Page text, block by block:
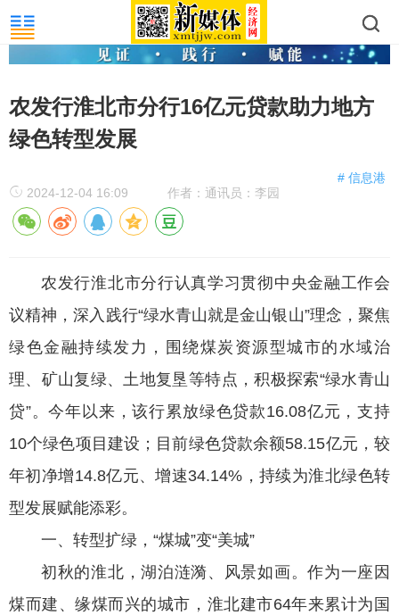
农发行淮北市分行16亿元贷款助力地方
绿色转型发展
# 信息港
2024-12-04 16:09
作者：通讯员：李园
农发行淮北市分行认真学习贯彻中央金融工作会
议精神，深入践行“绿水青山就是金山银山”理念，聚焦
绿色金融持续发力，围绕煤炭资源型城市的水域治
理、矿山复绿、土地复垦等特点，积极探索“绿水青山
贷”。今年以来，该行累放绿色贷款16.08亿元，支持
10个绿色项目建设；目前绿色贷款余额58.15亿元，较
年初净增14.8亿元、增速34.14%，持续为淮北绿色转
型发展赋能添彩。
一、转型扩绿，“煤城”变“美城”
初秋的淮北，湖泊涟漪、风景如画。作为一座因
煤而建、缘煤而兴的城市，淮北建市64年来累计为国